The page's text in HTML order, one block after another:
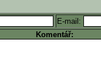
E-mail:
Komentář: